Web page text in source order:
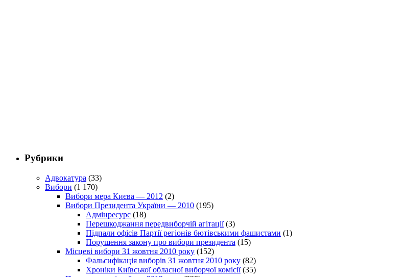
Рубрики
Адвокатура (33)
Вибори (1 170)
Вибори мера Києва — 2012 (2)
Вибори Президента України — 2010 (195)
Адмінресурс (18)
Перешкоджання передвиборчій агітації(3)
Підпали офісів Партії регіонів бютівськими фашистами (1)
Порушення закону про вибори президента (15)
Місцеві вибори 31 жовтня 2010 року (152)
Фальсифікація виборів 31 жовтня 2010 року (82)
Хроніки Київської обласної виборчої комісії(35)